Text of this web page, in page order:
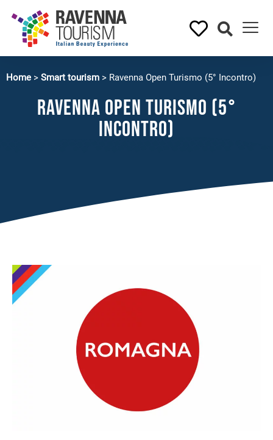
Home > Smart tourism > Ravenna Open Turismo (5° Incontro)
Ravenna Open Turismo (5°
Incontro)